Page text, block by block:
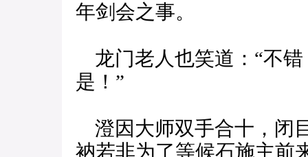
年剑会之事。
龙门老人也笑道：“不
是！”
澄因大师双手合十，闭
衲若非为了等候石施主前